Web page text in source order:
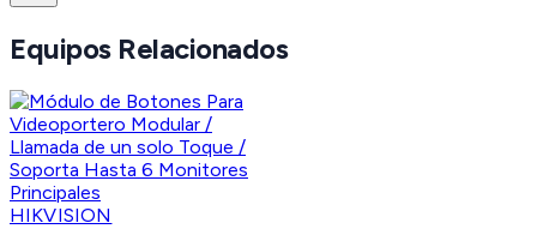
Equipos Relacionados
HIKVISION